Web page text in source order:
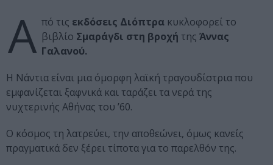
Α πό τις εκδόσεις Διόπτρα κυκλοφορεί το
βιβλίο Σμαράγδι στη βροχή της Άννας
Γαλανού.
Η Νάντια είναι μια όμορφη λαϊκή τραγουδίστρια που
εμφανίζεται ξαφνικά και ταράζει τα νερά της
νυχτερινής Αθήνας του ’60.
Ο κόσμος τη λατρεύει, την αποθεώνει, όμως κανείς
πραγματικά δεν ξέρει τίποτα για το παρελθόν της.